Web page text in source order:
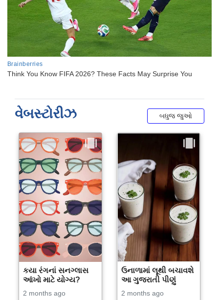
વેબસ્ટોરીઝ બધુજ જુઓ
કયા રંગનાં સનગ્લાસ
આંખો માટે યોગ્ય?
2 months ago
ઉનાળામાં લૂથી બચાવશે
આ ગુજરાતી પીણું
2 months ago